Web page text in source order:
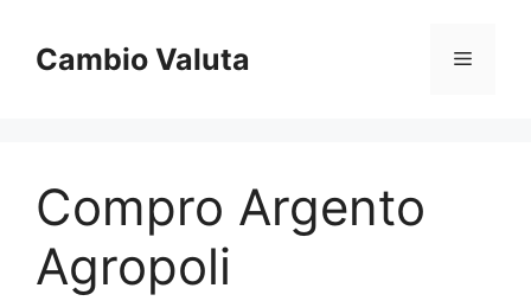
contenuto
Cambio Valuta Menu
Compro Argento
Agropoli